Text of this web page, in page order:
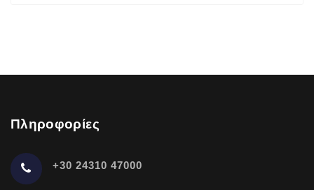
Πληροφορίες
+30 24310 47000